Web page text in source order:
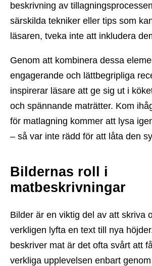
beskrivning av
särskilda tekniker eller tips som
läsaren, tveka inte att inkludera
Genom att kombinera dessa
engagerande och lättbegripliga
inspirerar läsare att ge sig ut i
och spännande maträtter. Kom
för matlagning kommer att lysa
– så var inte rädd för att låta den
Bildernas roll i
matbeskrivningar
Bilder är en viktig del av att skriva
verkligen lyfta en text till nya
beskriver mat är det ofta svårt att
verkliga upplevelsen enbart